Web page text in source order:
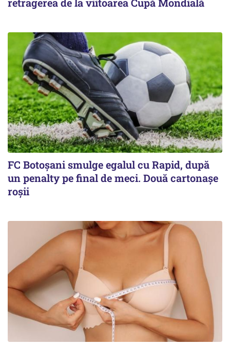
retragerea de la viitoarea Cupă Mondială
FC Botoşani smulge egalul cu Rapid, după
un penalty pe final de meci. Două cartonaşe
roşii